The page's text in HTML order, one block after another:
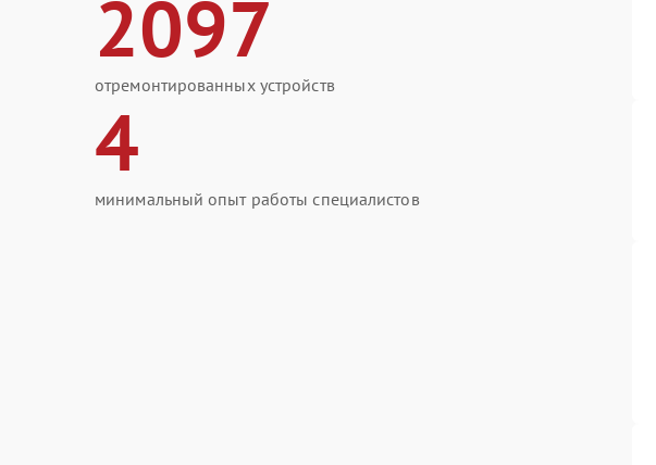
2097
отремонтированных устройств
4
минимальный опыт работы специалистов